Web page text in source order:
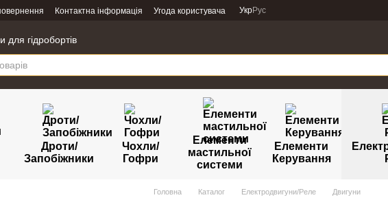
Контактна інформація Угода користувача УкрРус
для гідробортів
Дроти/
Запобіжники
Чохли/
Гофри
Елементи
мастильної
системи
Елементи
Керування
Головна Каталог Електродвигуни/Реле Двигуни